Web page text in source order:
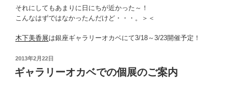
それにしてもあまりに日にちが近かった～！
こんなはずではなかったんだけど・・・。＞＜
木下美香展は銀座ギャラリーオカベにて3/18～3/23開催予定！
投
稿
日:
2013年2月22日
ギャラリーオカベでの個展のご案内